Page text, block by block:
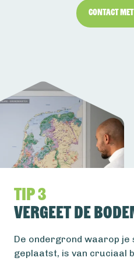
Contact
Tip 3
Vergeet de
De ondergrond waarop
geplaatst, is van cruciaal